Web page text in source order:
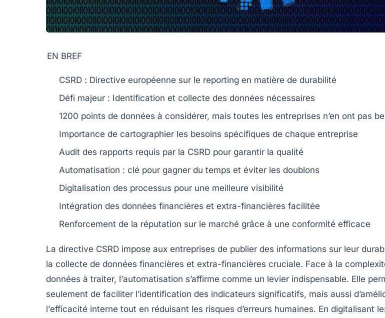
EN BREF
CSRD : Directive européenne sur le reporting en matière de durabilité
Défi majeur : Identification et collecte des données nécessaires
1200 points de données à considérer, mais toutes les entreprises n’en ont pas
Importance de cartographier les besoins spécifiques de chaque entreprise
Audit des rapports requis par la CSRD pour garantir la qualité
Automatisation : clé pour gagner du temps et éviter les doublons
Digitalisation des processus pour une meilleure visibilité
Intégration des données financières et extra-financières facilitée
Renforcement de la réputation sur le marché grâce à une conformité efficace
La directive CSRD impose aux entreprises de publier des informations sur leur
la collecte de données financières et extra-financières cruciale. Face à la
données à traiter, l’automatisation s’affirme comme un levier indispensable. Elle
seulement de faciliter l’identification des indicateurs significatifs, mais aussi
l’efficacité interne tout en réduisant les risques d’erreurs humaines. En digitalisant